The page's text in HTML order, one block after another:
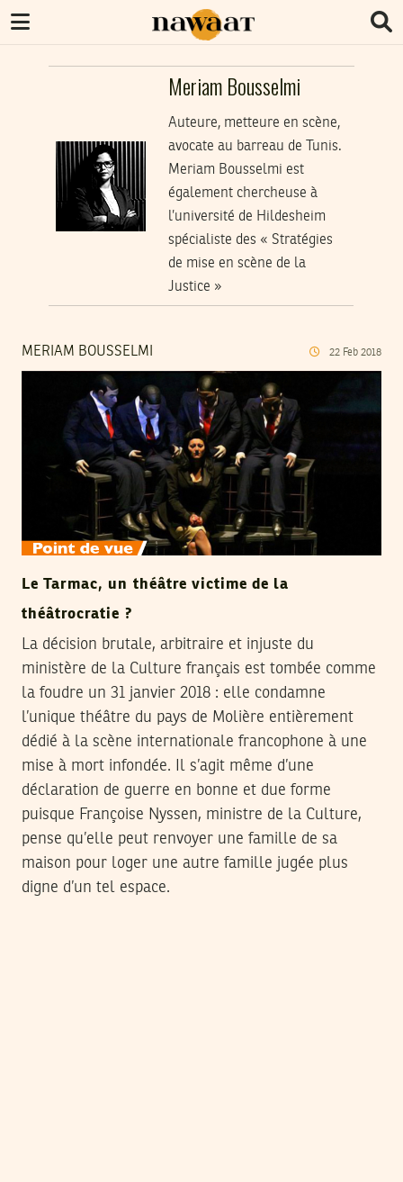
Meriam Bousselmi
Auteure, metteure en scène,
avocate au barreau de Tunis.
Meriam Bousselmi est
également chercheuse à
l’université de Hildesheim
spécialiste des « Stratégies
de mise en scène de la
Justice »
MERIAM BOUSSELMI 22 Feb 2018
Le Tarmac, un théâtre victime de la
théâtrocratie ?
La décision brutale, arbitraire et injuste du
ministère de la Culture français est tombée comme
la foudre un 31 janvier 2018 : elle condamne
l’unique théâtre du pays de Molière entièrement
dédié à la scène internationale francophone à une
mise à mort infondée. Il s’agit même d’une
déclaration de guerre en bonne et due forme
puisque Françoise Nyssen, ministre de la Culture,
pense qu’elle peut renvoyer une famille de sa
maison pour loger une autre famille jugée plus
digne d’un tel espace.